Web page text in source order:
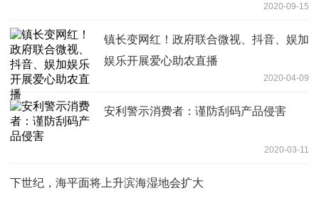
2020-09-15
镇长变网红！政府联合微视、抖音、娱加
娱乐开展爱心助农直播
2020-04-09
安利警示消费者：谨防刮码产品侵害
2020-03-11
下世纪，海平面将上升滨海湿地会扩大